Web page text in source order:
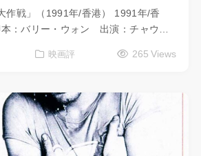
作戦」（1991年/香港） 1991年/香
：バリー・ウォン 出演：チャウ…
映画評 265 Views